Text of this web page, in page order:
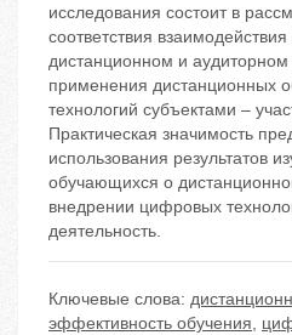
исследования состоит в
соответствия
дистанционном и аудиторном
применения дистанционных
технологий субъектами –
Практическая значимость
использования результатов
обучающихся о
внедрении цифровых
деятельность.
Ключевые слова:
эффективность обучения,